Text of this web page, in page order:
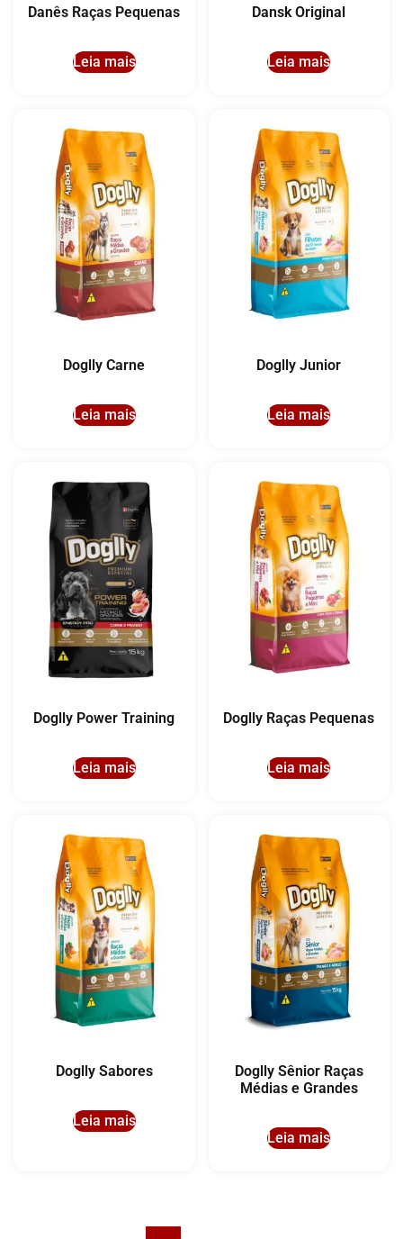
Danês Raças Pequenas
Leia mais
Dansk Original
Leia mais
Doglly Carne
Leia mais
Doglly Junior
Leia mais
Doglly Power Training
Leia mais
Doglly Raças Pequenas
Leia mais
Doglly Sabores
Leia mais
Doglly Sênior Raças
Médias e Grandes
Leia mais